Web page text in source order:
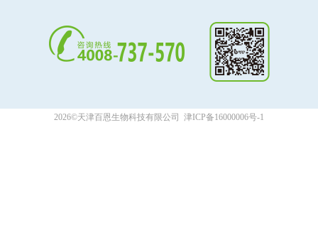
2026©天津百恩生物科技有限公司 津ICP备16000006号-1